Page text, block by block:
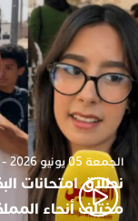
الجمعة 05 يونيو 2026 - 12:29
مختلف أنحاء